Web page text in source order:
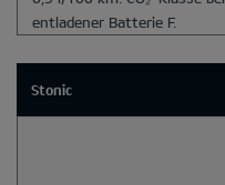
entladener Batterie F.
Stonic